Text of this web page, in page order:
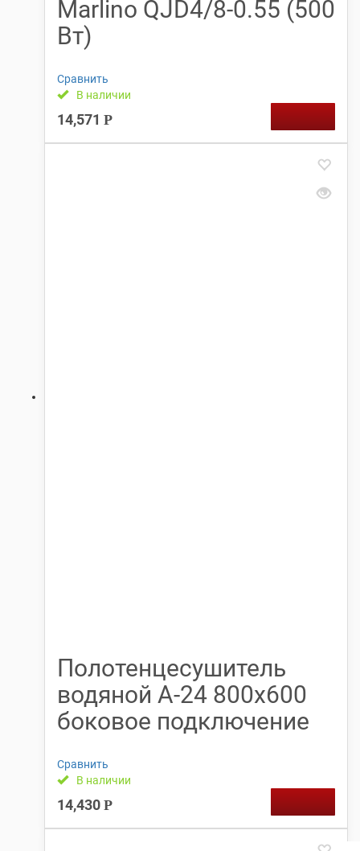
Marlino QJD4/8-0.55 (500
Вт)
Сравнить
В наличии
14,571 Р
Полотенцесушитель
водяной А-24 800х600
боковое подключение
Сравнить
В наличии
14,430 Р